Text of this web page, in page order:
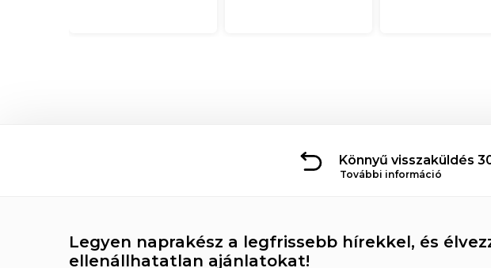
Könnyű visszaküldés
További információ
Legyen naprakész a legfrissebb hírekkel, és
ellenállhatatlan ajánlatokat!